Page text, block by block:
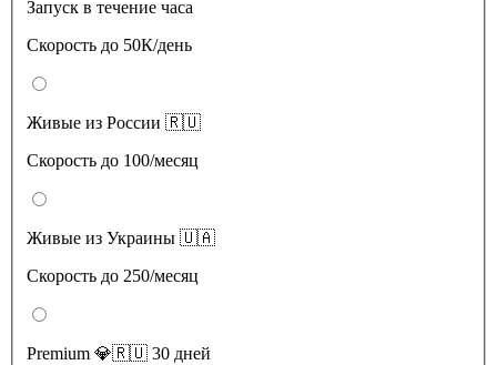
Запуск в течение часа
Скорость до 50К/день
Живые из России 🇷🇺
Скорость до 100/месяц
Живые из Украины 🇺🇦
Скорость до 250/месяц
Premium 💎🇷🇺 30 дней